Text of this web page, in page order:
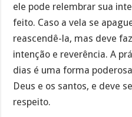
ele pode relembrar sua
feito. Caso a vela se
reascendê-la, mas deve
intenção e reverência. A
dias é uma forma
Deus e os santos, e deve
respeito.